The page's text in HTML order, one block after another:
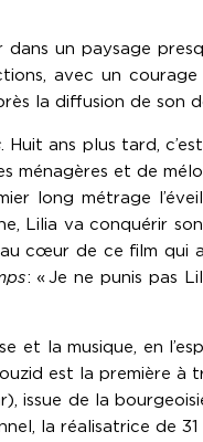
un paysage
avec un
la diffusion de son
. Huit ans plus tard,
ménagères et de
long métrage
Lilia va conquérir
cœur de ce film qui
: « Je ne punis pas
et la musique, en
est la première à
issue de la
la réalisatrice de 31